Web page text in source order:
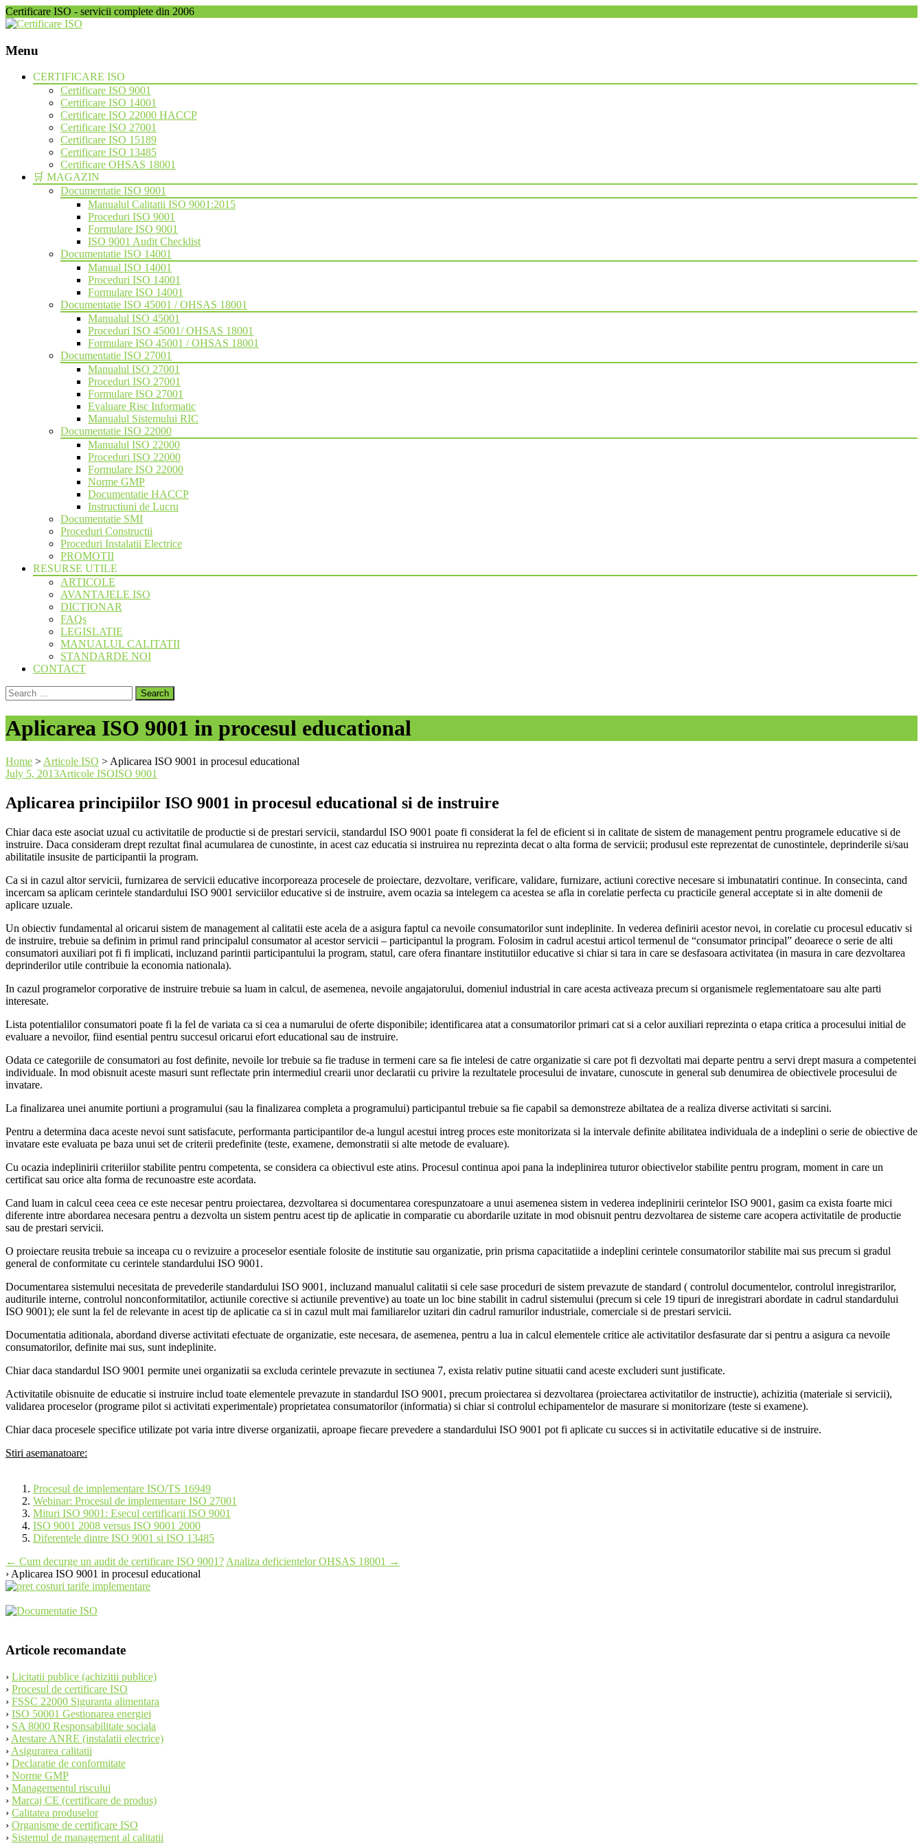
Certificare ISO - servicii complete din 2006
Menu
Skip
CERTIFICARE ISO
Certificare ISO 9001
Certificare ISO 14001
Certificare ISO 22000 HACCP
Certificare ISO 27001
Certificare ISO 15189
Certificare ISO 13485
Certificare OHSAS 18001
🛒 MAGAZIN
Documentatie ISO 9001
Manualul Calitatii ISO 9001:2015
Proceduri ISO 9001
Formulare ISO 9001
ISO 9001 Audit Checklist
Documentatie ISO 14001
Manual ISO 14001
Proceduri ISO 14001
Formulare ISO 14001
Documentatie ISO 45001 / OHSAS 18001
Manualul ISO 45001
Proceduri ISO 45001/ OHSAS 18001
Formulare ISO 45001 / OHSAS 18001
Documentatie ISO 27001
Manualul ISO 27001
Proceduri ISO 27001
Formulare ISO 27001
Evaluare Risc Informatic
Manualul Sistemului RIC
Documentatie ISO 22000
Manualul ISO 22000
Proceduri ISO 22000
Formulare ISO 22000
Norme GMP
Documentatie HACCP
Instructiuni de Lucru
Documentatie SMI
Proceduri Constructii
Proceduri Instalatii Electrice
PROMOTII
RESURSE UTILE
ARTICOLE
AVANTAJELE ISO
DICTIONAR
FAQs
LEGISLATIE
MANUALUL CALITATII
STANDARDE NOI
CONTACT
Search
for:
Aplicarea ISO 9001 in procesul educational
Home > Articole ISO > Aplicarea ISO 9001 in procesul educational
July 5, 2013Articole ISOISO 9001
Aplicarea principiilor ISO 9001 in procesul educational si de instruire
Chiar daca este asociat uzual cu activitatile de productie si de prestari servicii, standardul ISO 9001 poate fi considerat la fel de eficient si in calitate de sistem de management pentru programele educative si de
instruire. Daca consideram drept rezultat final acumularea de cunostinte, in acest caz educatia si instruirea nu reprezinta decat o alta forma de servicii; produsul este reprezentat de cunostintele, deprinderile si/sau
abilitatile insusite de participantii la program.
Ca si in cazul altor servicii, furnizarea de servicii educative incorporeaza procesele de proiectare, dezvoltare, verificare, validare, furnizare, actiuni corective necesare si imbunatatiri continue. In consecinta, cand
incercam sa aplicam cerintele standardului ISO 9001 serviciilor educative si de instruire, avem ocazia sa intelegem ca acestea se afla in corelatie perfecta cu practicile general acceptate si in alte domenii de
aplicare uzuale.
Un obiectiv fundamental al oricarui sistem de management al calitatii este acela de a asigura faptul ca nevoile consumatorilor sunt indeplinite. In vederea definirii acestor nevoi, in corelatie cu procesul educativ si
de instruire, trebuie sa definim in primul rand principalul consumator al acestor servicii – participantul la program. Folosim in cadrul acestui articol termenul de “consumator principal” deoarece o serie de alti
consumatori auxiliari pot fi fi implicati, incluzand parintii participantului la program, statul, care ofera finantare institutiilor educative si chiar si tara in care se desfasoara activitatea (in masura in care dezvoltarea
deprinderilor utile contribuie la economia nationala).
In cazul programelor corporative de instruire trebuie sa luam in calcul, de asemenea, nevoile angajatorului, domeniul industrial in care acesta activeaza precum si organismele reglementatoare sau alte parti
interesate.
Lista potentialilor consumatori poate fi la fel de variata ca si cea a numarului de oferte disponibile; identificarea atat a consumatorilor primari cat si a celor auxiliari reprezinta o etapa critica a procesului initial de
evaluare a nevoilor, fiind esential pentru succesul oricarui efort educational sau de instruire.
Odata ce categoriile de consumatori au fost definite, nevoile lor trebuie sa fie traduse in termeni care sa fie intelesi de catre organizatie si care pot fi dezvoltati mai departe pentru a servi drept masura a competentei
individuale. In mod obisnuit aceste masuri sunt reflectate prin intermediul crearii unor declaratii cu privire la rezultatele procesului de invatare, cunoscute in general sub denumirea de obiectivele procesului de
invatare.
La finalizarea unei anumite portiuni a programului (sau la finalizarea completa a programului) participantul trebuie sa fie capabil sa demonstreze abiltatea de a realiza diverse activitati si sarcini.
Pentru a determina daca aceste nevoi sunt satisfacute, performanta participantilor de-a lungul acestui intreg proces este monitorizata si la intervale definite abilitatea individuala de a indeplini o serie de obiective de
invatare este evaluata pe baza unui set de criterii predefinite (teste, examene, demonstratii si alte metode de evaluare).
Cu ocazia indeplinirii criteriilor stabilite pentru competenta, se considera ca obiectivul este atins. Procesul continua apoi pana la indeplinirea tuturor obiectivelor stabilite pentru program, moment in care un
certificat sau orice alta forma de recunoastre este acordata.
Cand luam in calcul ceea ceea ce este necesar pentru proiectarea, dezvoltarea si documentarea corespunzatoare a unui asemenea sistem in vederea indeplinirii cerintelor ISO 9001, gasim ca exista foarte mici
diferente intre abordarea necesara pentru a dezvolta un sistem pentru acest tip de aplicatie in comparatie cu abordarile uzitate in mod obisnuit pentru dezvoltarea de sisteme care acopera activitatile de productie
sau de prestari servicii.
O proiectare reusita trebuie sa inceapa cu o revizuire a proceselor esentiale folosite de institutie sau organizatie, prin prisma capacitatiide a indeplini cerintele consumatorilor stabilite mai sus precum si gradul
general de conformitate cu cerintele standardului ISO 9001.
Documentarea sistemului necesitata de prevederile standardului ISO 9001, incluzand manualul calitatii si cele sase proceduri de sistem prevazute de standard ( controlul documentelor, controlul inregistrarilor,
auditurile interne, controlul nonconformitatilor, actiunile corective si actiunile preventive) au toate un loc bine stabilit in cadrul sistemului (precum si cele 19 tipuri de inregistrari abordate in cadrul standardului
ISO 9001); ele sunt la fel de relevante in acest tip de aplicatie ca si in cazul mult mai familiarelor uzitari din cadrul ramurilor industriale, comerciale si de prestari servicii.
Documentatia aditionala, abordand diverse activitati efectuate de organizatie, este necesara, de asemenea, pentru a lua in calcul elementele critice ale activitatilor desfasurate dar si pentru a asigura ca nevoile
consumatorilor, definite mai sus, sunt indeplinite.
Chiar daca standardul ISO 9001 permite unei organizatii sa excluda cerintele prevazute in sectiunea 7, exista relativ putine situatii cand aceste excluderi sunt justificate.
Activitatile obisnuite de educatie si instruire includ toate elementele prevazute in standardul ISO 9001, precum proiectarea si dezvoltarea (proiectarea activitatilor de instructie), achizitia (materiale si servicii),
validarea proceselor (programe pilot si activitati experimentale) proprietatea consumatorilor (informatia) si chiar si controlul echipamentelor de masurare si monitorizare (teste si examene).
Chiar daca procesele specifice utilizate pot varia intre diverse organizatii, aproape fiecare prevedere a standardului ISO 9001 pot fi aplicate cu succes si in activitatile educative si de instruire.
Stiri asemanatoare:
Procesul de implementare ISO/TS 16949
Webinar: Procesul de implementare ISO 27001
Mituri ISO 9001: Esecul certificarii ISO 9001
ISO 9001 2008 versus ISO 9001 2000
Diferentele dintre ISO 9001 si ISO 13485
Post
navigation
← Cum decurge un audit de certificare ISO 9001? Analiza deficientelor OHSAS 18001 →
› Aplicarea ISO 9001 in procesul educational
Articole recomandate
› Licitatii publice (achizitii publice)
› Procesul de certificare ISO
› FSSC 22000 Siguranta alimentara
› ISO 50001 Gestionarea energiei
› SA 8000 Responsabilitate sociala
› Atestare ANRE (instalatii electrice)
› Asigurarea calitatii
› Declaratie de conformitate
› Norme GMP
› Managementul riscului
› Marcaj CE (certificare de produs)
› Calitatea produselor
› Organisme de certificare ISO
› Sistemul de management al calitatii